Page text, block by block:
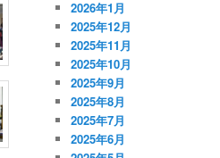
2026年1月
2025年12月
2025年11月
2025年10月
2025年9月
2025年8月
2025年7月
2025年6月